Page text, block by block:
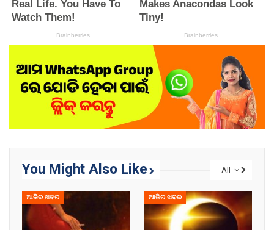
All
You Might Also Like
ଆଜିର ଖବର ଆଜିର ଖବର